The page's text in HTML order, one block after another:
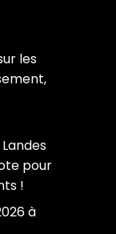
les
pour
!
à